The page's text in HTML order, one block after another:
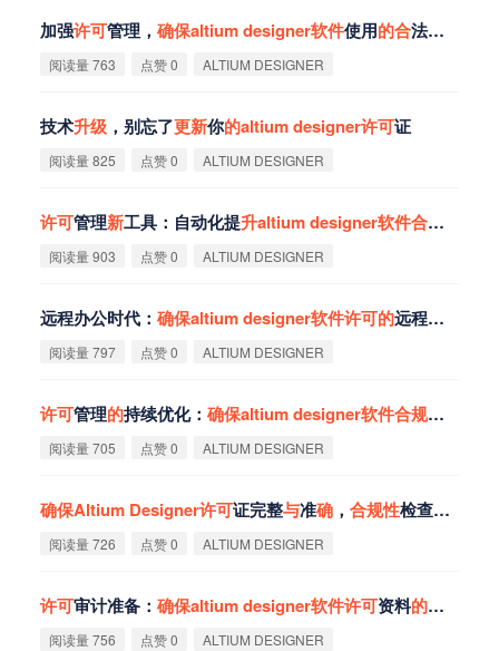
加强许可管理， 确保altiumdesigner软件使用的合法性
阅读量 763 点赞 0 ALTIUM DESIGNER
技术升级 ，别忘了更新你的altiumdesigner许可证
阅读量 825 点赞 0 ALTIUM DESIGNER
许可管理新工具：自动化提升altiumdesigner软件合规
阅读量 903 点赞 0 ALTIUM DESIGNER
远程办公时代： 确保altiumdesigner软件许可的远程访问
阅读量 797 点赞 0 ALTIUM DESIGNER
许可管理的持续优化： 确保altiumdesigner软件合规性
阅读量 705 点赞 0 ALTIUM DESIGNER
确保Altium Designer许可证完整与准确 ， 合规性检查清单详解
阅读量 726 点赞 0 ALTIUM DESIGNER
许可审计准备： 确保altiumdesigner软件许可资料的完整
阅读量 756 点赞 0 ALTIUM DESIGNER